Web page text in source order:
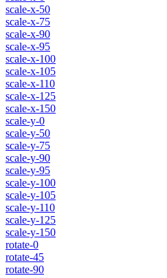
scale-x-50
scale-x-75
scale-x-90
scale-x-95
scale-x-100
scale-x-105
scale-x-110
scale-x-125
scale-x-150
scale-y-0
scale-y-50
scale-y-75
scale-y-90
scale-y-95
scale-y-100
scale-y-105
scale-y-110
scale-y-125
scale-y-150
rotate-0
rotate-45
rotate-90